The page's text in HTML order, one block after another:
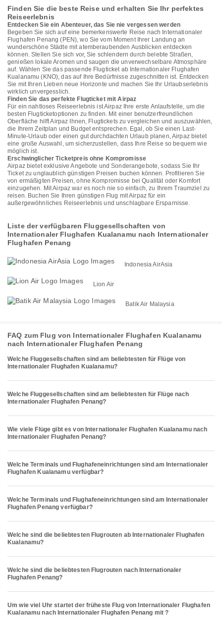
Finden Sie die beste Reise und erhalten Sie Ihr perfektes
Reiseerlebnis
Entdecken Sie ein Abenteuer, das Sie nie vergessen werden
Begeben Sie sich auf eine bemerkenswerte Reise nach Internationaler
Flughafen Penang (PEN), wo Sie vom Moment Ihrer Landung an
wunderschöne Städte mit atemberaubenden Ausblicken entdecken
können. Stellen Sie sich vor, Sie schlendern durch belebte Straßen,
genießen lokale Aromen und saugen die unverwechselbare Atmosphäre
auf. Wählen Sie das passende Flugticket ab Internationaler Flughafen
Kualanamu (KNO), das auf Ihre Bedürfnisse zugeschnitten ist. Entdecken
Sie mit Ihren Lieben neue Horizonte und machen Sie Ihr Urlaubserlebnis
wirklich unvergesslich.
Finden Sie das perfekte Flugticket mit Airpaz
Für ein nahtloses Reiseerlebnis ist Airpaz Ihre erste Anlaufstelle, um die
besten Flugticketoptionen zu finden. Mit einer benutzerfreundlichen
Oberfläche hilft Airpaz Ihnen, Flugtickets zu vergleichen und auszuwählen,
die Ihrem Zeitplan und Budget entsprechen. Egal, ob Sie einen Last-
Minute-Urlaub oder einen gut durchdachten Urlaub planen, Airpaz bietet
eine große Auswahl, um sicherzustellen, dass Ihre Reise so bequem wie
möglich ist.
Erschwinglicher Ticketpreis ohne Kompromisse
Airpaz bietet exklusive Angebote und Sonderangebote, sodass Sie Ihr
Ticket zu unglaublich günstigen Preisen buchen können. Profitieren Sie
von ermäßigten Preisen, ohne Kompromisse bei Qualität oder Komfort
einzugehen. Mit Airpaz war es noch nie so einfach, zu Ihrem Traumziel zu
reisen. Buchen Sie Ihren günstigen Flug mit Airpaz für ein
außergewöhnliches Reiseerlebnis und unschlagbare Ersparnisse.
Liste der verfügbaren Fluggesellschaften von
Internationaler Flughafen Kualanamu nach Internationaler
Flughafen Penang
Indonesia AirAsia
Lion Air
Batik Air Malaysia
FAQ zum Flug von Internationaler Flughafen Kualanamu
nach Internationaler Flughafen Penang
Welche Fluggesellschaften sind am beliebtesten für Flüge von
Internationaler Flughafen Kualanamu?
Welche Fluggesellschaften sind am beliebtesten für Flüge nach
Internationaler Flughafen Penang?
Wie viele Flüge gibt es von Internationaler Flughafen Kualanamu nach
Internationaler Flughafen Penang?
Welche Terminals und Flughafeneinrichtungen sind am Internationaler
Flughafen Kualanamu verfügbar?
Welche Terminals und Flughafeneinrichtungen sind am Internationaler
Flughafen Penang verfügbar?
Welche sind die beliebtesten Flugrouten ab Internationaler Flughafen
Kualanamu?
Welche sind die beliebtesten Flugrouten nach Internationaler
Flughafen Penang?
Um wie viel Uhr startet der früheste Flug von Internationaler Flughafen
Kualanamu nach Internationaler Flughafen Penang mit ?